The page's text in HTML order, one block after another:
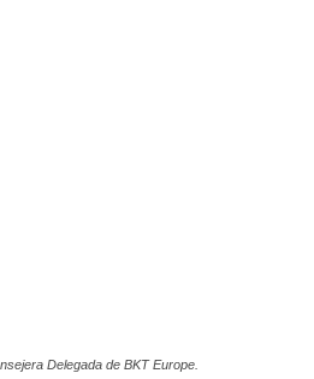
Delegada de BKT Europe.